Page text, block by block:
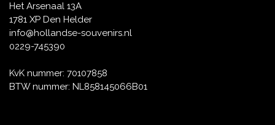
Het Arsenaal 13A
1781 XP Den Helder
info@hollandse-souvenirs.nl
0229-745390
KvK nummer: 70107858
BTW nummer: NL858145066B01